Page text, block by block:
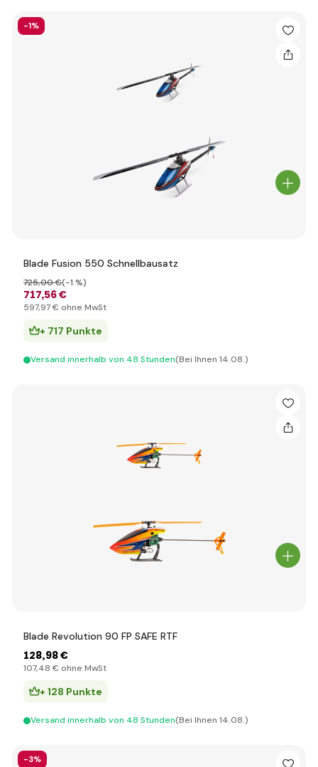
-1%
Blade Fusion 550 Schnellbausatz
717,56 €
725,00 €(-1 %)
597,97 € ohne MwSt
+ 717 Punkte
Versand innerhalb von 48 Stunden(Bei Ihnen 14.08.)
Blade Revolution 90 FP SAFE RTF
128,98 €
107,48 € ohne MwSt
+ 128 Punkte
Versand innerhalb von 48 Stunden(Bei Ihnen 14.08.)
-3%